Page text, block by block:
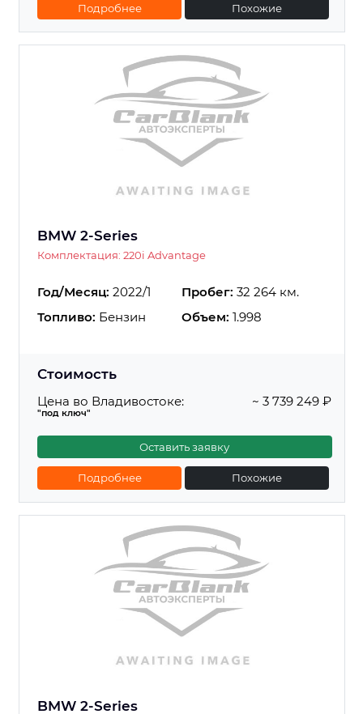
Подробнее Похожие
BMW 2-Series
Комплектация: 220i Advantage
Год/Месяц: 2022/1 Пробег: 32 264 км.
Топливо: Бензин Объем: 1.998
Стоимость
Цена во Владивостоке:
"под ключ"
~ 3 739 249 ₽
Оставить заявку
Подробнее Похожие
BMW 2-Series